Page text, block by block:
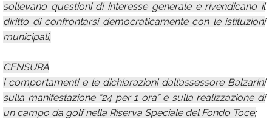
sollevano questioni di interesse generale e rivendicano il
diritto di confrontarsi democraticamente con le istituzioni
municipali,
CENSURA
i comportamenti e le dichiarazioni dall’assessore Balzarini
sulla manifestazione “24 per 1 ora” e sulla realizzazione di
un campo da golf nella Riserva Speciale del Fondo Toce;